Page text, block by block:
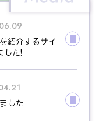
紹介するサイ
した!
した